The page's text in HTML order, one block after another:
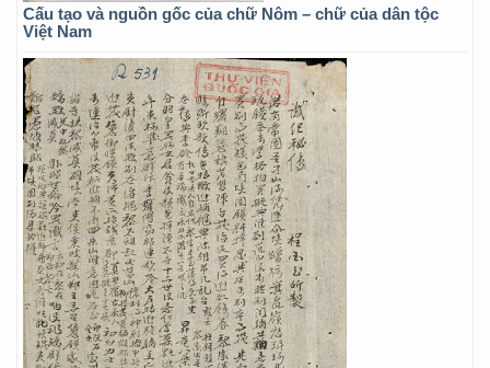
Cấu tạo và nguồn gốc của chữ Nôm – chữ của dân tộc
Việt Nam